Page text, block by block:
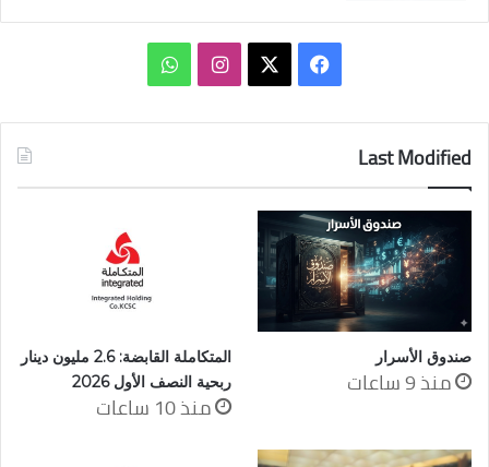
فيسبوك انستقرامواتساب
Last Modified
صندوق الأسرار
منذ 9 ساعات
المتكاملة القابضة: 2.6 مليون دينار
ربحية النصف الأول 2026
منذ 10 ساعات